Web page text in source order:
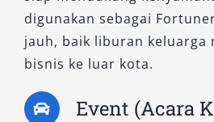
digunakan sebagai
jauh, baik liburan keluarga
bisnis ke luar kota.
Event (Acara